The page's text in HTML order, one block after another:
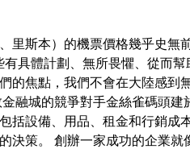
里斯本）的機票價格幾乎史無
具體計劃、無所畏懼、從而幫
的焦點，我們不會在大陸感到
融城的競爭對手金絲雀碼頭建
括設備、用品、租金和行銷成
決策。 創辦一家成功的企業就